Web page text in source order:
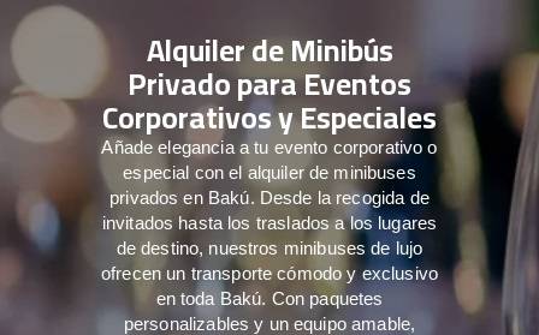
Alquiler de Minibús
Privado para Eventos
Corporativos y Especiales
Añade elegancia a tu evento corporativo o
especial con el alquiler de minibuses
privados en Bakú. Desde la recogida de
invitados hasta los traslados a los lugares
de destino, nuestros minibuses de lujo
ofrecen un transporte cómodo y exclusivo
en toda Bakú. Con paquetes
personalizables y un equipo amable,